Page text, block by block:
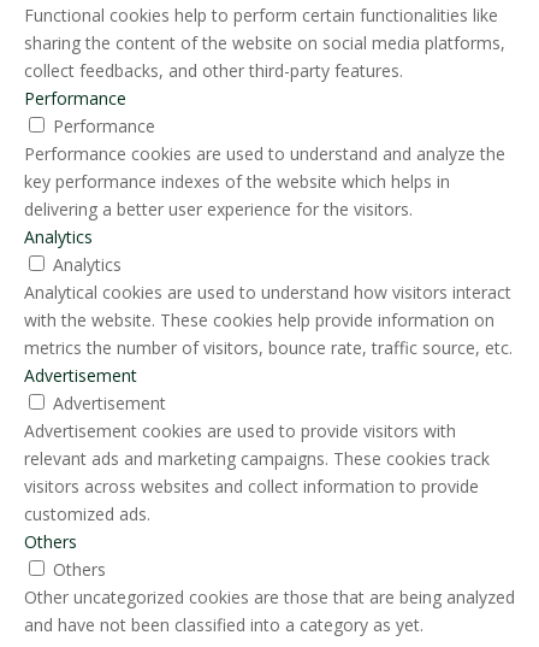
Functional cookies help to perform certain functionalities like
sharing the content of the website on social media platforms,
collect feedbacks, and other third-party features.
Performance
Performance
Performance cookies are used to understand and analyze the
key performance indexes of the website which helps in
delivering a better user experience for the visitors.
Analytics
Analytics
Analytical cookies are used to understand how visitors interact
with the website. These cookies help provide information on
metrics the number of visitors, bounce rate, traffic source, etc.
Advertisement
Advertisement
Advertisement cookies are used to provide visitors with
relevant ads and marketing campaigns. These cookies track
visitors across websites and collect information to provide
customized ads.
Others
Others
Other uncategorized cookies are those that are being analyzed
and have not been classified into a category as yet.